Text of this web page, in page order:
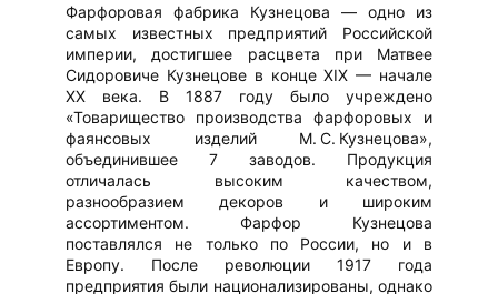
Фарфоровая фабрика Кузнецова — одно из
самых известных предприятий Российской
империи, достигшее расцвета при Матвее
Сидоровиче Кузнецове в конце XIX — начале
XX века. В 1887 году было учреждено
«Товарищество производства фарфоровых и
фаянсовых изделий М. С. Кузнецова»,
объединившее 7 заводов. Продукция
отличалась высоким качеством,
разнообразием декоров и широким
ассортиментом. Фарфор Кузнецова
поставлялся не только по России, но и в
Европу. После революции 1917 года
предприятия были национализированы, однако